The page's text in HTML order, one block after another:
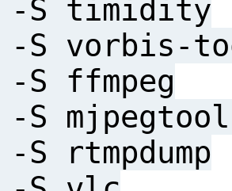
-S timidity
-S vorbis-
-S ffmpeg
-S
-S rtmpdump